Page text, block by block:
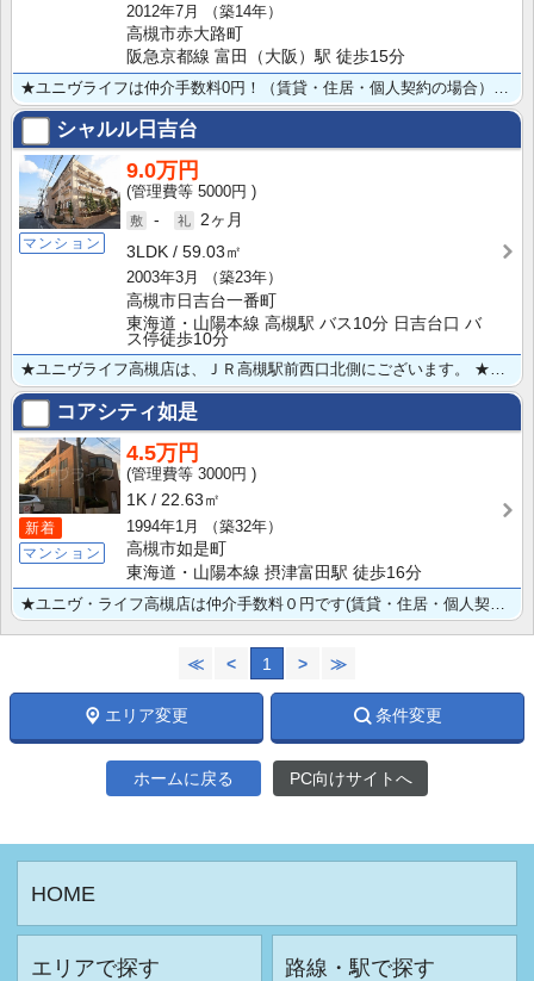
2012年7月
（築14年）
高槻市赤大路町
阪急京都線 富田（大阪）駅 徒歩15分
シャルル日吉台
マンション
9.0万円
5000円
-
2ヶ月
3LDK
59.03㎡
2003年3月
（築23年）
高槻市日吉台一番町
東海道・山陽本線 高槻駅 バス10分 日吉台口 バ
ス停徒歩10分
★ユニヴライフ高槻店は、ＪＲ高槻駅前西口北側にございます。 ★３ＬＤＫ★ペット飼育可(犬、猫)★南向･･･
コアシティ如是
新着
マンション
4.5万円
3000円
1K
22.63㎡
1994年1月
（築32年）
高槻市如是町
東海道・山陽本線 摂津富田駅 徒歩16分
≪ < 1 > ≫
エリア変更 条件変更
ホームに戻る PC向けサイトへ
HOME
エリアで探す 路線・駅で探す